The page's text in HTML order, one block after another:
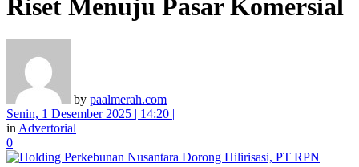
Riset Menuju Pasar Komersial
by paalmerah.com
Senin, 1 Desember 2025 | 14:20 |
in Advertorial
0